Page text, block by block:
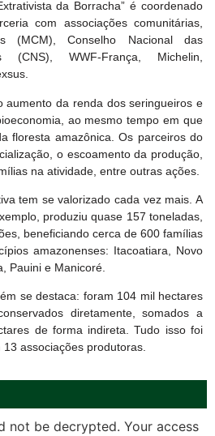
da Borracha” é coordenado
com associações comunitárias,
(MCM), Conselho Nacional das
(CNS), WWF-França, Michelin,
aumento da renda dos seringueiros e
ao mesmo tempo em que
floresta amazônica. Os parceiros do
o escoamento da produção,
na atividade, entre outras ações.
tem se valorizado cada vez mais. A
produziu quase 157 toneladas,
beneficiando cerca de 600 famílias
amazonenses: Itacoatiara, Novo
Pauini e Manicoré.
se destaca: foram 104 mil hectares
diretamente, somados a
de forma indireta. Tudo isso foi
associações produtoras.
not be decrypted. Your access